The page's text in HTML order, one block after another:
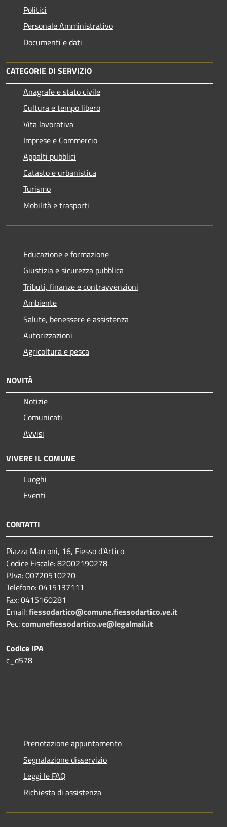
Politici
Personale Amministrativo
Documenti e dati
CATEGORIE DI SERVIZIO
Anagrafe e stato civile
Cultura e tempo libero
Vita lavorativa
Imprese e Commercio
Appalti pubblici
Catasto e urbanistica
Turismo
Mobilità e trasporti
Educazione e formazione
Giustizia e sicurezza pubblica
Tributi, finanze e contravvenzioni
Ambiente
Salute, benessere e assistenza
Autorizzazioni
Agricoltura e pesca
NOVITÀ
Notizie
Comunicati
Avvisi
VIVERE IL COMUNE
Luoghi
Eventi
CONTATTI
Piazza Marconi, 16, Fiesso d'Artico
Codice Fiscale: 82002190278
P.Iva: 00720510270
Telefono:0415137111
Fax:0415160281
Email:fiessodartico@comune.fiessodartico.ve.it
Pec:comunefiessodartico.ve@legalmail.it
Codice IPA
c_d578
Prenotazione appuntamento
Segnalazione disservizio
Leggi le FAQ
Richiesta di assistenza